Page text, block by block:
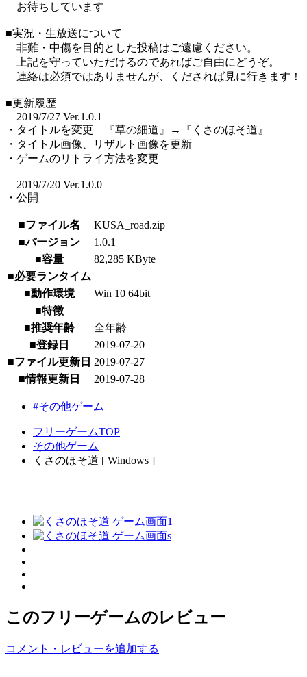
お待ちしています
■実況・生放送について
非難・中傷を目的とした投稿はご遠慮ください。
上記を守っていただけるのであればご自由にどうぞ。
連絡は必須ではありませんが、くだされば見に行きます！
■更新履歴
2019/7/27 Ver.1.0.1
・タイトルを変更 『草の細道』→『くさのほそ道』
・タイトル画像、リザルト画像を更新
・ゲームのリトライ方法を変更
2019/7/20 Ver.1.0.0
・公開
■ファイル名
KUSA_road.zip
■バージョン
1.0.1
■容量
82,285 KByte
■必要ランタイム
■動作環境
Win 10 64bit
■特徴
■推奨年齢
全年齢
■登録日
2019-07-20
■ファイル更新日 2019-07-27
■情報更新日
2019-07-28
#その他ゲーム
フリーゲームTOP
その他ゲーム
くさのほそ道 [ Windows ]
このフリーゲームのレビュー
コメント・レビューを追加する